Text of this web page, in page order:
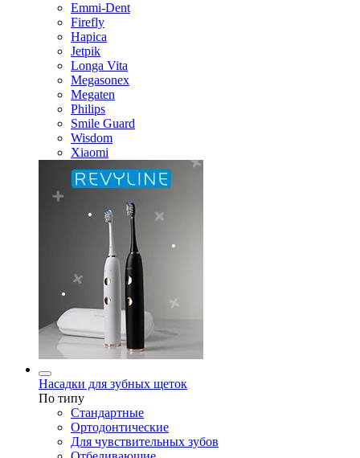
Emmi-Dent
Firefly
Hapica
Jetpik
Longa Vita
Megasonex
Megaten
Philips
Smile Guard
Wisdom
Xiaomi
Насадки для зубных щеток
По типу
Стандартные
Ортодонтические
Для чувствительных зубов